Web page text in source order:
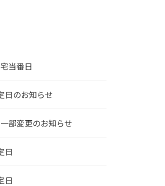
当番日
日のお知らせ
部変更のお知らせ
日
日